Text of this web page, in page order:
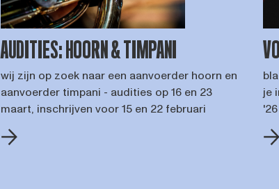
AUDITIES: HOORN & TIMPANI
wij zijn op zoek naar een aanvoerder hoorn en
aanvoerder timpani - audities op 16 en 23
maart, inschrijven voor 15 en 22 februari
je
'26